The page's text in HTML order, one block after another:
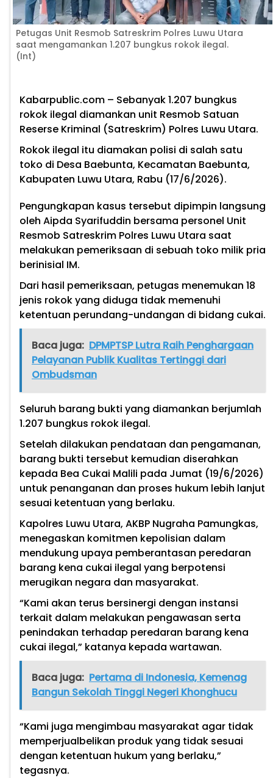
Petugas Unit Resmob Satreskrim Polres Luwu Utara
saat mengamankan 1.207 bungkus rokok ilegal.
(Int)
Kabarpublic.com – Sebanyak 1.207 bungkus
rokok ilegal diamankan unit Resmob Satuan
Reserse Kriminal (Satreskrim) Polres Luwu Utara.
Rokok ilegal itu diamakan polisi di salah satu
toko di Desa Baebunta, Kecamatan Baebunta,
Kabupaten Luwu Utara, Rabu (17/6/2026).
Pengungkapan kasus tersebut dipimpin langsung
oleh Aipda Syarifuddin bersama personel Unit
Resmob Satreskrim Polres Luwu Utara saat
melakukan pemeriksaan di sebuah toko milik pria
berinisial IM.
Dari hasil pemeriksaan, petugas menemukan 18
jenis rokok yang diduga tidak memenuhi
ketentuan perundang-undangan di bidang cukai.
Baca juga: DPMPTSP Lutra Raih Penghargaan
Pelayanan Publik Kualitas Tertinggi dari
Ombudsman
Seluruh barang bukti yang diamankan berjumlah
1.207 bungkus rokok ilegal.
Setelah dilakukan pendataan dan pengamanan,
barang bukti tersebut kemudian diserahkan
kepada Bea Cukai Malili pada Jumat (19/6/2026)
untuk penanganan dan proses hukum lebih lanjut
sesuai ketentuan yang berlaku.
Kapolres Luwu Utara, AKBP Nugraha Pamungkas,
menegaskan komitmen kepolisian dalam
mendukung upaya pemberantasan peredaran
barang kena cukai ilegal yang berpotensi
merugikan negara dan masyarakat.
“Kami akan terus bersinergi dengan instansi
terkait dalam melakukan pengawasan serta
penindakan terhadap peredaran barang kena
cukai ilegal,” katanya kepada wartawan.
Baca juga: Pertama di Indonesia, Kemenag
Bangun Sekolah Tinggi Negeri Khonghucu
“Kami juga mengimbau masyarakat agar tidak
memperjualbelikan produk yang tidak sesuai
dengan ketentuan hukum yang berlaku,”
tegasnya.